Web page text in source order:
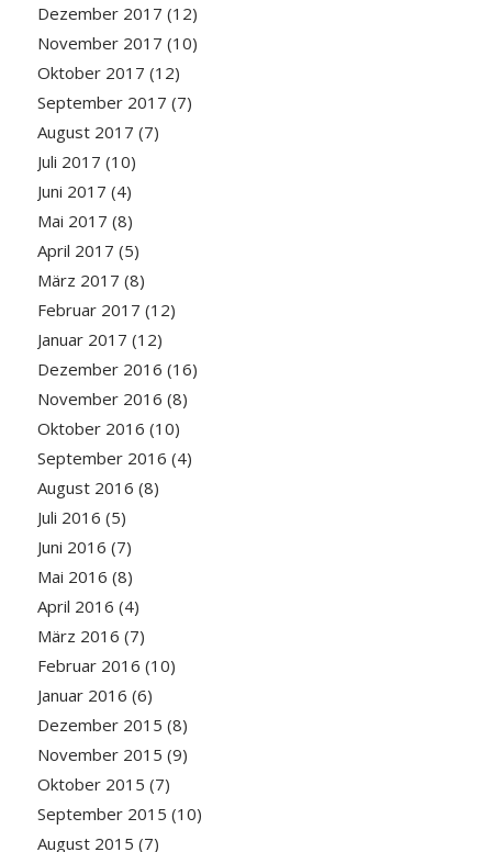
Dezember 2017 (12)
November 2017 (10)
Oktober 2017 (12)
September 2017 (7)
August 2017 (7)
Juli 2017 (10)
Juni 2017 (4)
Mai 2017 (8)
April 2017 (5)
März 2017 (8)
Februar 2017 (12)
Januar 2017 (12)
Dezember 2016 (16)
November 2016 (8)
Oktober 2016 (10)
September 2016 (4)
August 2016 (8)
Juli 2016 (5)
Juni 2016 (7)
Mai 2016 (8)
April 2016 (4)
März 2016 (7)
Februar 2016 (10)
Januar 2016 (6)
Dezember 2015 (8)
November 2015 (9)
Oktober 2015 (7)
September 2015 (10)
August 2015 (7)